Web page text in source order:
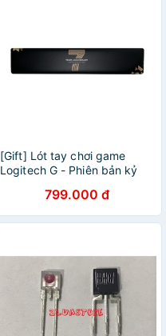
[Gift] Lót tay chơi game
Logitech G - Phiên bản kỷ
799.000 đ